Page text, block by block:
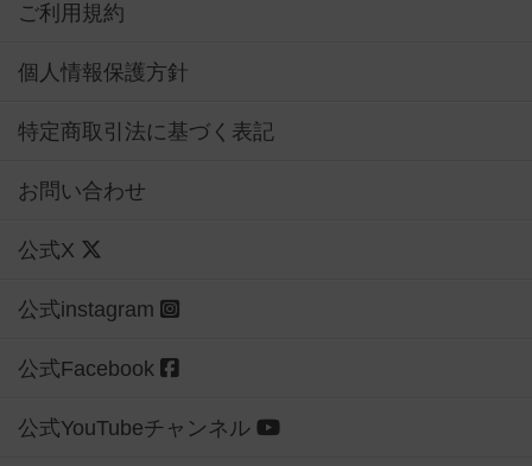
ご利用規約
個人情報保護方針
特定商取引法に基づく表記
お問い合わせ
公式X
公式instagram
公式Facebook
公式YouTubeチャンネル